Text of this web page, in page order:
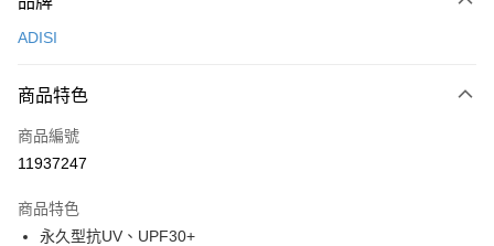
信用卡一次付款
LINE Pay
Apple Pay
悠遊付
ADISI
商品特色
商品編號
11937247
商品特色
永久型抗UV、UPF30+